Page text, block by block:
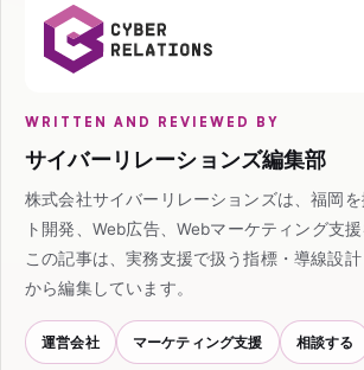
WRITTEN AND REVIEWED BY
サイバーリレーションズ編集部
株式会社サイバーリレーションズは、福岡
ト開発、Web広告、Webマーケティング支援
この記事は、実務支援で扱う指標・導線設
から編集しています。
運営会社 マーケティング支援 相談する